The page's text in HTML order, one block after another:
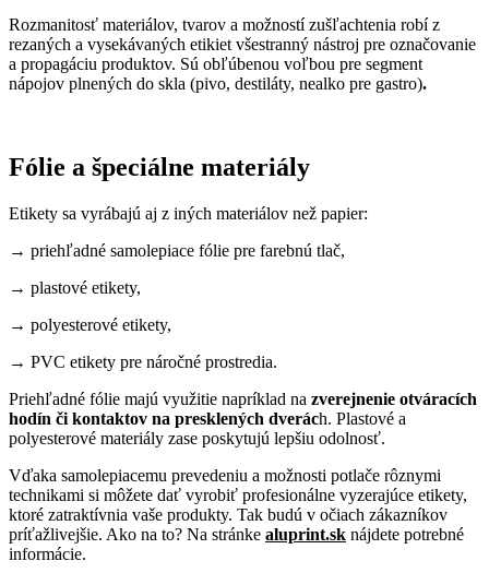
Rozmanitosť materiálov, tvarov a možností zušľachtenia robí z
rezaných a vysekávaných etikiet všestranný nástroj pre označovanie
a propagáciu produktov. Sú obľúbenou voľbou pre segment
nápojov plnených do skla (pivo, destiláty, nealko pre gastro).
Fólie a špeciálne materiály
Etikety sa vyrábajú aj z iných materiálov než papier:
→ priehľadné samolepiace fólie pre farebnú tlač,
→ plastové etikety,
→ polyesterové etikety,
→ PVC etikety pre náročné prostredia.
Priehľadné fólie majú využitie napríklad na zverejnenie otváracích
hodín či kontaktov na presklených dverách. Plastové a
polyesterové materiály zase poskytujú lepšiu odolnosť.
Vďaka samolepiacemu prevedeniu a možnosti potlače rôznymi
technikami si môžete dať vyrobiť profesionálne vyzerajúce etikety,
ktoré zatraktívnia vaše produkty. Tak budú v očiach zákazníkov
príťažlivejšie. Ako na to? Na stránke aluprint.sk nájdete potrebné
informácie.